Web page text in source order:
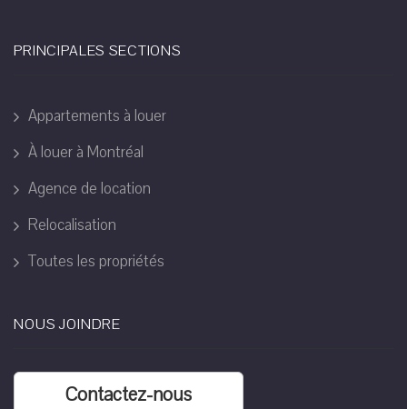
PRINCIPALES SECTIONS
Appartements à louer
À louer à Montréal
Agence de location
Relocalisation
Toutes les propriétés
NOUS JOINDRE
Contactez-nous